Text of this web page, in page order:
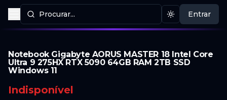
Procurar...
Procurar produtos Mudar tema
Entrar
Notebook Gigabyte AORUS MASTER 18 Intel Core
Ultra 9 275HX RTX 5090 64GB RAM 2TB SSD
Windows 11
Indisponível